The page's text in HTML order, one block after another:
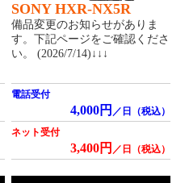
SONY HXR-NX5R
備品変更のお知らせがありま
す。下記ページをご確認くださ
い。 (2026/7/14)↓↓↓
電話受付
4,000円 ／日（税込）
ネット受付
3,400円 ／日（税込）